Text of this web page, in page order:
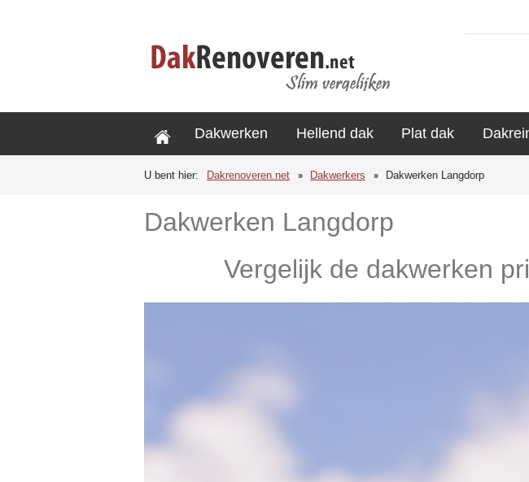
Dakwerken Hellend dak Plat dak
U bent hier: Dakrenoveren.net Dakwerkers Dakwerken Langdorp
Dakwerken Langdorp
Vergelijk de dakwerken